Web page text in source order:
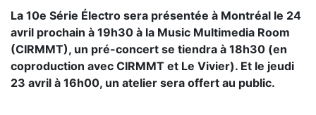
La 10e Série Électro sera présentée à Montréal le 24
avril prochain à 19h30 à la Music Multimedia Room
(CIRMMT), un pré-concert se tiendra à 18h30 (en
coproduction avec CIRMMT et Le Vivier). Et le jeudi
23 avril à 16h00, un atelier sera offert au public.